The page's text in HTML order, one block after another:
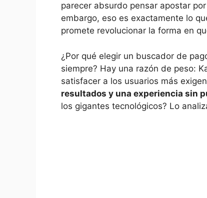
parecer absurdo pensar apostar
embargo, eso es exactamente lo
promete revolucionar la forma en
¿Por qué elegir un buscador de
siempre? Hay una razón de peso:
satisfacer a los usuarios más
resultados y una experiencia sin
los gigantes tecnológicos? Lo